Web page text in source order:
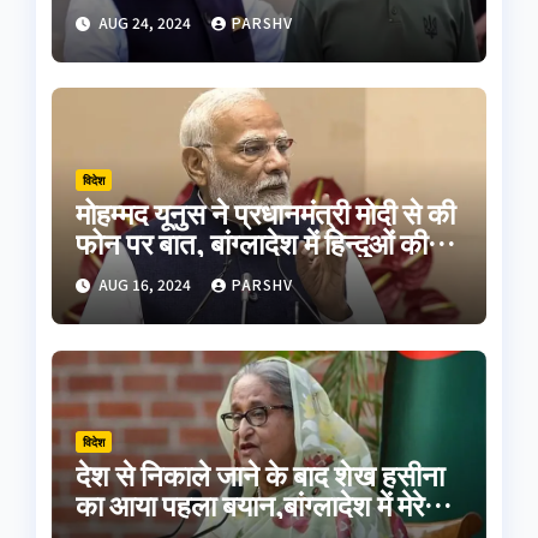
मुलाकात के बाद बोले पीएम मोदी
AUG 24, 2024 PARSHV
विदेश
मोहम्मद यूनुस ने प्रधानमंत्री मोदी से की
फोन पर बात, बांग्लादेश में हिन्दुओं की
सुरक्षा का दिलाया भरोसा
AUG 16, 2024 PARSHV
विदेश
देश से निकाले जाने के बाद शेख हसीना
का आया पहला बयान,बांग्लादेश में मेरे